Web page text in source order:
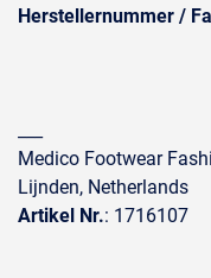
Herstellernummer /
Medico Footwear
Lijnden, Netherlands
Artikel Nr.: 1716107